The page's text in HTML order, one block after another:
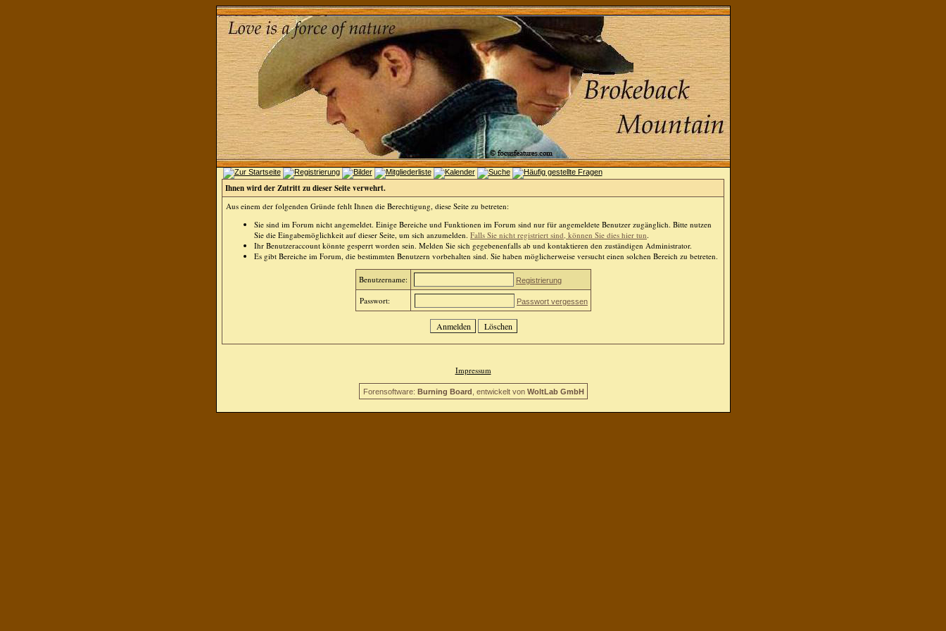
Ihnen wird der Zutritt zu dieser Seite verwehrt.
Aus einem der folgenden Gründe fehlt Ihnen die Berechtigung, diese Seite zu betreten:
Sie sind im Forum nicht angemeldet. Einige Bereiche und Funktionen im Forum sind nur für angemeldete Benutzer zugänglich. Bitte nutzen
Sie die Eingabemöglichkeit auf dieser Seite, um sich anzumelden. Falls Sie nicht registriert sind, können Sie dies hier tun.
Ihr Benutzeraccount könnte gesperrt worden sein. Melden Sie sich gegebenenfalls ab und kontaktieren den zuständigen Administrator.
Es gibt Bereiche im Forum, die bestimmten Benutzern vorbehalten sind. Sie haben möglicherweise versucht einen solchen Bereich zu betreten.
Benutzername: Registrierung
Passwort: Passwort vergessen
Impressum
Forensoftware: Burning Board , entwickelt von WoltLab GmbH